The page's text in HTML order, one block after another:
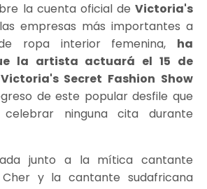
la cuenta oficial de Victoria's
empresas más importantes a
ropa interior femenina, ha
la artista actuará el 15 de
Secret Fashion Show
de este popular desfile que
ninguna cita durante
junto a la mítica cantante
Cher y la cantante sudafricana